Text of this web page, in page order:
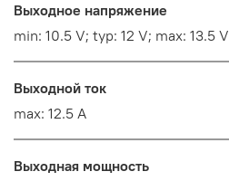
Выходное напряжение
min: 10.5 V; typ: 12 V; max: 13.5 V
Выходной ток
max: 12.5 A
Выходная мощность